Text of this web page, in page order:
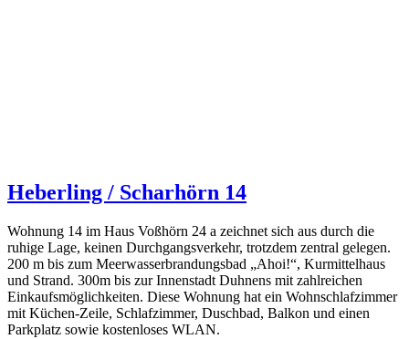
Heberling / Scharhörn 14
Wohnung 14 im Haus Voßhörn 24 a zeichnet sich aus durch die
ruhige Lage, keinen Durchgangsverkehr, trotzdem zentral gelegen.
200 m bis zum Meerwasserbrandungsbad „Ahoi!“, Kurmittelhaus
und Strand. 300m bis zur Innenstadt Duhnens mit zahlreichen
Einkaufsmöglichkeiten. Diese Wohnung hat ein Wohnschlafzimmer
mit Küchen-Zeile, Schlafzimmer, Duschbad, Balkon und einen
Parkplatz sowie kostenloses WLAN.